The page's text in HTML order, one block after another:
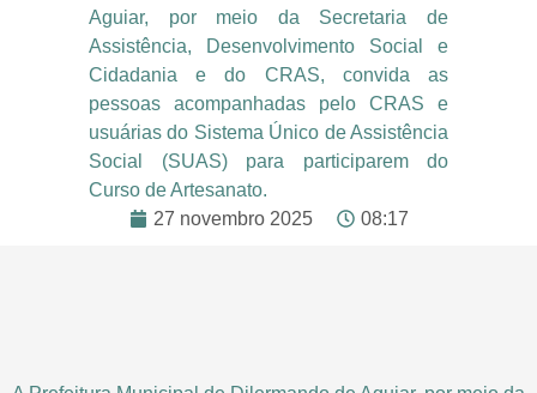
Aguiar, por meio da Secretaria de
Assistência, Desenvolvimento Social e
Cidadania e do CRAS, convida as
pessoas acompanhadas pelo CRAS e
usuárias do Sistema Único de Assistência
Social (SUAS) para participarem do
Curso de Artesanato.
27 novembro 2025
08:17